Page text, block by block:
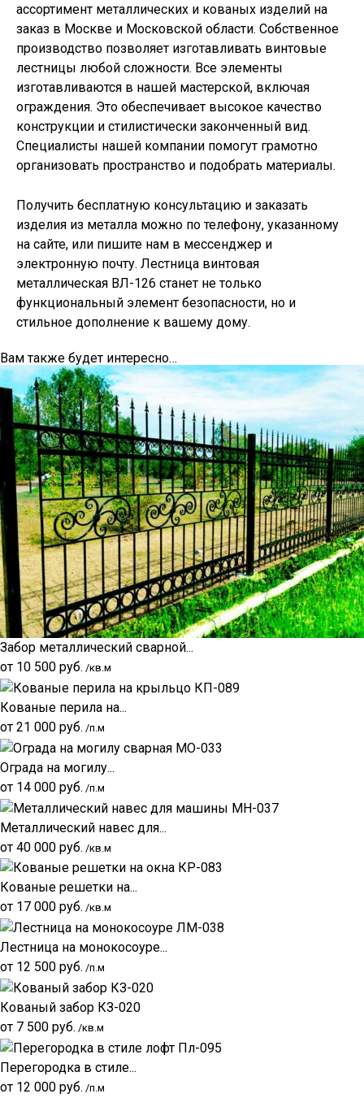
ассортимент металлических и кованых изделий на
заказ в Москве и Московской области. Собственное
производство позволяет изготавливать винтовые
лестницы любой сложности. Все элементы
изготавливаются в нашей мастерской, включая
ограждения. Это обеспечивает высокое качество
конструкции и стилистически законченный вид.
Специалисты нашей компании помогут грамотно
организовать пространство и подобрать материалы.
Получить бесплатную консультацию и заказать
изделия из металла можно по телефону, указанному
на сайте, или пишите нам в мессенджер и
электронную почту. Лестница винтовая
металлическая ВЛ-126 станет не только
функциональный элемент безопасности, но и
стильное дополнение к вашему дому.
Вам также будет интересно…
Забор металлический сварной...
от 10 500 руб. /кв.м
Кованые перила на...
от 21 000 руб. /п.м
Ограда на могилу...
от 14 000 руб. /п.м
Металлический навес для...
от 40 000 руб. /кв.м
Кованые решетки на...
от 17 000 руб. /кв.м
Лестница на монокосоуре...
от 12 500 руб. /п.м
Кованый забор КЗ-020
от 7 500 руб. /кв.м
Перегородка в стиле...
от 12 000 руб. /п.м